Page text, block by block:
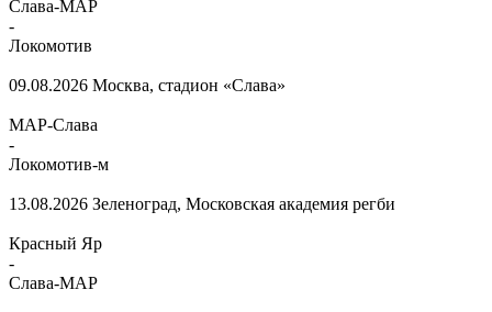
Слава-МАР
-
Локомотив
09.08.2026 Москва, стадион «Слава»
МАР-Слава
-
Локомотив-м
13.08.2026 Зеленоград, Московская академия регби
Красный Яр
-
Слава-МАР